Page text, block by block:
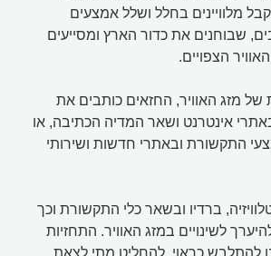
מלוויינים בחלל ושלל אמצעים
שבוחנים את כדור הארץ ומסייעים
הצפויים.
של מזג האוויר, החזאים כותבים את
אינטרנט ושאר המדיה הכתיבה, או
התקשורת ובאתרי חדשות ושירותי
ברדיו ובשאר כלי התקשורת וכך
לשינויים במזג האוויר. התחזיות
להתלבש כראוי, להחליט מתי לצאת